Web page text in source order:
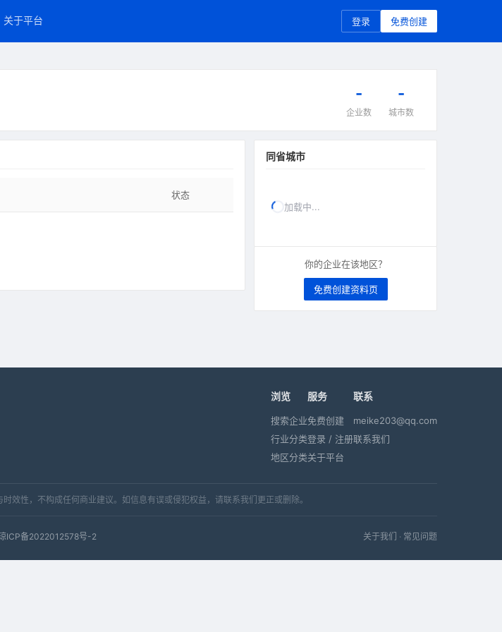
关于平台 登录 免费创建
-
企业数
-
城市数
状态
同省城市
加载中...
你的企业在该地区？
免费创建资料页
浏览
搜索企业
行业分类
地区分类
服务
免费创建
登录 / 注册
关于平台
联系
meike203@qq.com
联系我们
效性，不构成任何商业建议。如信息有误或侵犯权益，请联系我们更正或删除。
ICP备2022012578号-2 关于我们 · 常见问题